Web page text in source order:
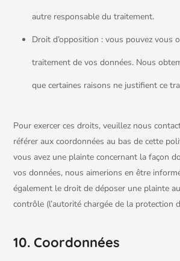
autre responsable du traitement.
Droit d’opposition : vous pouvez vous
traitement de vos données. Nous
que certaines raisons ne justifient ce
Pour exercer ces droits, veuillez nous
référer aux coordonnées au bas de cette
vous avez une plainte concernant la façon
vos données, nous aimerions en être
également le droit de déposer une plainte
contrôle (l’autorité chargée de la protection
10. Coordonnées